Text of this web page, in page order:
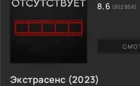
Экстрасенс (2023)
8.6 (302 856)